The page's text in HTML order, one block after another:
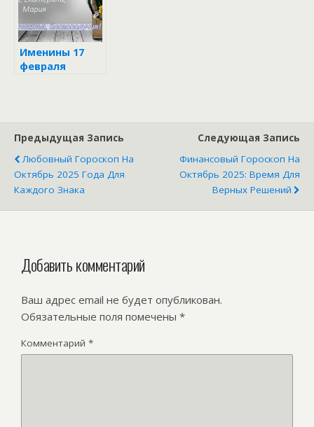
Именины 17
февраля
Предыдущая Запись
Любовный Гороскоп На
Октябрь 2025 Года Для
Каждого Знака
Следующая Запись
Финансовый Гороскоп На
Октябрь 2025: Время Для
Верных Решений
Добавить комментарий
Ваш адрес email не будет опубликован.
Обязательные поля помечены *
Комментарий *